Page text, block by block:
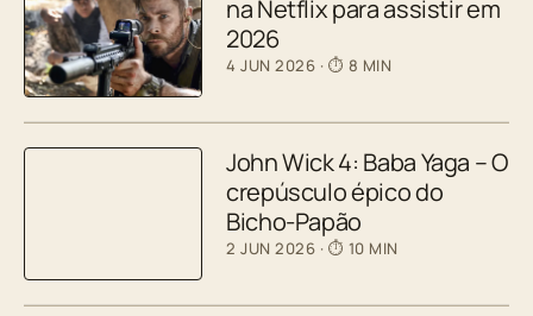
na Netflix para assistir em
2026
4 JUN 2026 · ⏱ 8 MIN
John Wick 4: Baba Yaga – O
crepúsculo épico do
Bicho-Papão
2 JUN 2026 · ⏱ 10 MIN